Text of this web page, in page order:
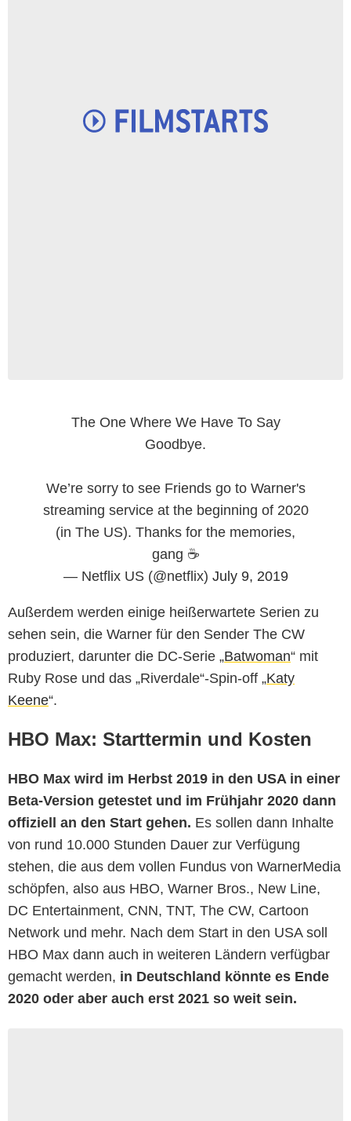
The One Where We Have To Say
Goodbye.
We’re sorry to see Friends go to Warner's
streaming service at the beginning of 2020
(in The US). Thanks for the memories,
gang ☕
— Netflix US (@netflix) July 9, 2019
Außerdem werden einige heißerwartete Serien zu
sehen sein, die Warner für den Sender The CW
produziert, darunter die DC-Serie „Batwoman“ mit
Ruby Rose und das „Riverdale“-Spin-off „Katy
Keene“.
HBO Max: Starttermin und Kosten
HBO Max wird im Herbst 2019 in den USA in einer
Beta-Version getestet und im Frühjahr 2020 dann
offiziell an den Start gehen. Es sollen dann Inhalte
von rund 10.000 Stunden Dauer zur Verfügung
stehen, die aus dem vollen Fundus von WarnerMedia
schöpfen, also aus HBO, Warner Bros., New Line,
DC Entertainment, CNN, TNT, The CW, Cartoon
Network und mehr. Nach dem Start in den USA soll
HBO Max dann auch in weiteren Ländern verfügbar
gemacht werden, in Deutschland könnte es Ende
2020 oder aber auch erst 2021 so weit sein.